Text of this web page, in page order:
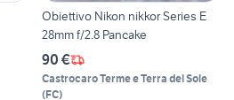
Obiettivo Nikon nikkor Series E
28mm f/2.8 Pancake
90 €
Castrocaro Terme e Terra del Sole
(FC)